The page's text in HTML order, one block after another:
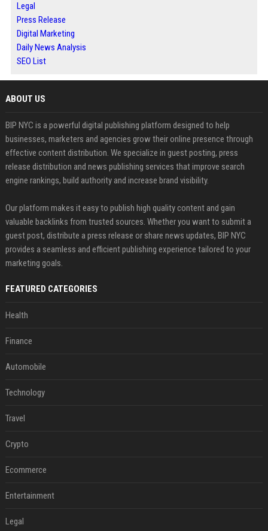
Legal
Press Release
Digital Marketing
Daily News Analysis
SEO List
ABOUT US
BIP NYC is a powerful digital publishing platform designed to help
businesses, marketers and agencies grow their online presence through
effective content distribution. We specialize in guest posting, press
release distribution and news publishing services that improve search
engine rankings, build authority and increase brand visibility.
Our platform makes it easy to publish high quality content and gain
valuable backlinks from trusted sources. Whether you want to submit a
guest post, distribute a press release or share news updates, BIP NYC
provides a seamless and efficient publishing experience tailored to your
marketing goals.
FEATURED CATEGORIES
Health
Finance
Automobile
Technology
Travel
Crypto
Ecommerce
Entertainment
Legal